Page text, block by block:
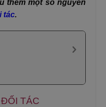
thêm một số nguyên
tác.
TÁC